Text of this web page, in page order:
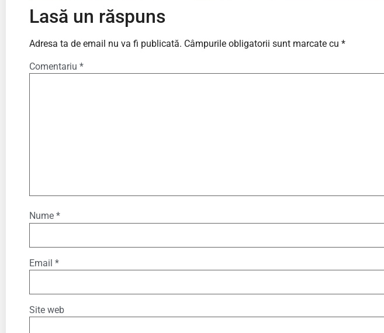
Lasă un răspuns
Adresa ta de email nu va fi publicată. Câmpurile obligatorii sunt marcate cu *
Comentariu *
Nume *
Email *
Site web